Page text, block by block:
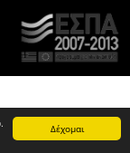
Δέχομαι